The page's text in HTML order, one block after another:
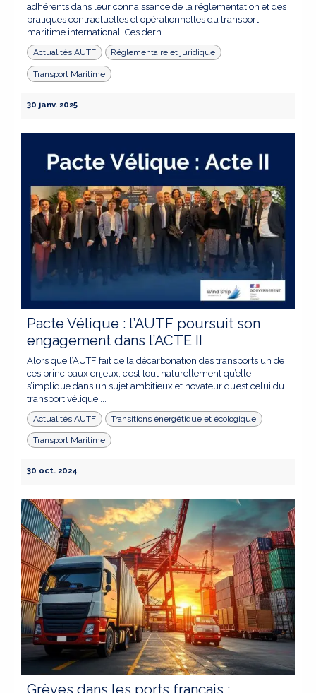
adhérents dans leur connaissance de la réglementation et des
pratiques contractuelles et opérationnelles du transport
maritime international. Ces dern...
Actualités AUTF Réglementaire et juridique
Transport Maritime
30 janv. 2025
Pacte Vélique : l’AUTF poursuit son
engagement dans l’ACTE II
Alors que l’AUTF fait de la décarbonation des transports un de
ces principaux enjeux, c’est tout naturellement qu’elle
s’implique dans un sujet ambitieux et novateur qu’est celui du
transport vélique....
Actualités AUTF Transitions énergétique et écologique
Transport Maritime
30 oct. 2024